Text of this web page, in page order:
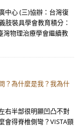
中心 (三)協辦：台灣復
肢裝具學會教育積分：
灣物理治療學會繼續教
？為什麼是我？我為什
右半部很明顯凹凸不對
會得脊椎側彎？VISTA頸